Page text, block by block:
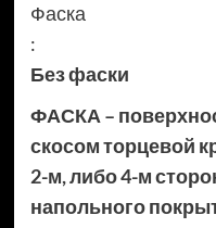
Фаска
:
Без фаски
ФАСКА –
скосом торцевой
2-м, либо 4-м
напольного